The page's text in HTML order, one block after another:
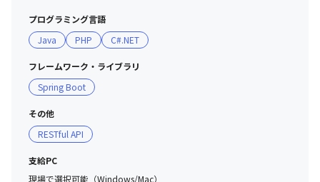
プログラミング言語
Java
PHP C#.NET
フレームワーク・ライブラリ
Spring Boot
その他
RESTful API
支給PC
現場で選択可能（Windows/Mac）